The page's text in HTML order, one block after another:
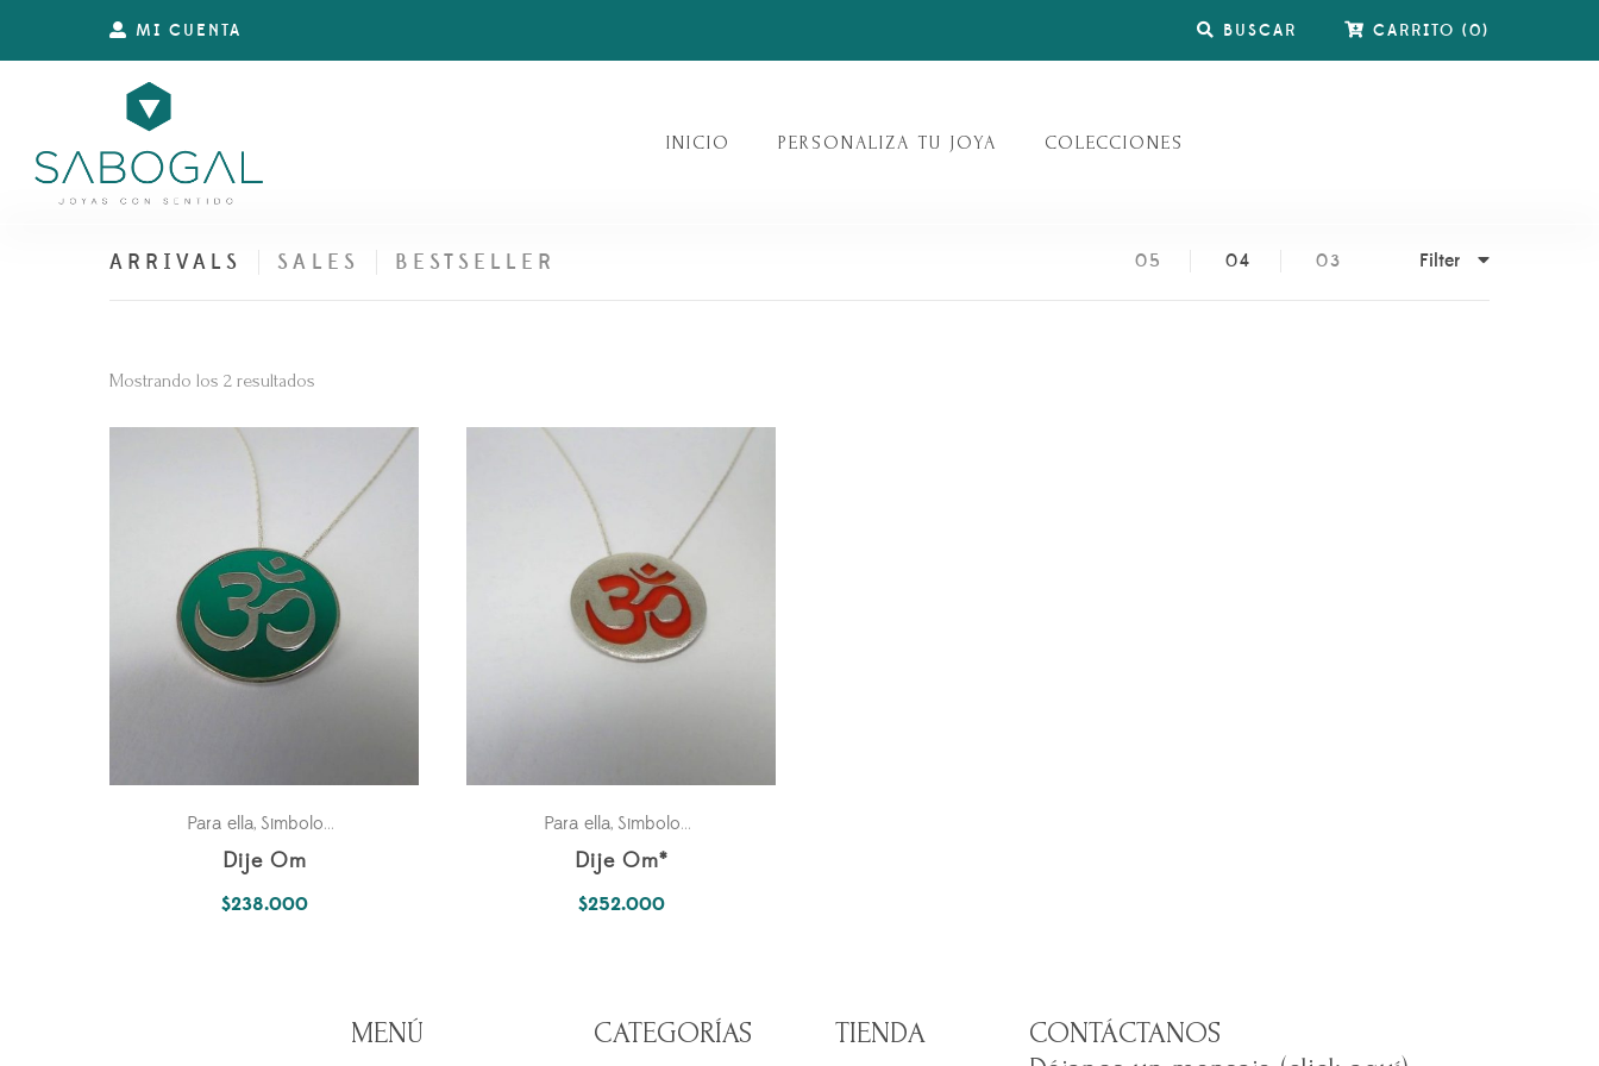
MI CUENTA BUSCAR CARRITO (0)
INICIO PERSONALIZA TU JOYA COLECCIONES
ARRIVALS SALES BESTSELLER 05 04 03 Filter
Mostrando los 2 resultados
últimos
Para ella, Simbología Del Alma
Dije Om
$238.000
Para ella, Simbología Del Alma
Dije Om*
$252.000
MENÚ CATEGORÍAS TIENDA
CONTÁCTANOS